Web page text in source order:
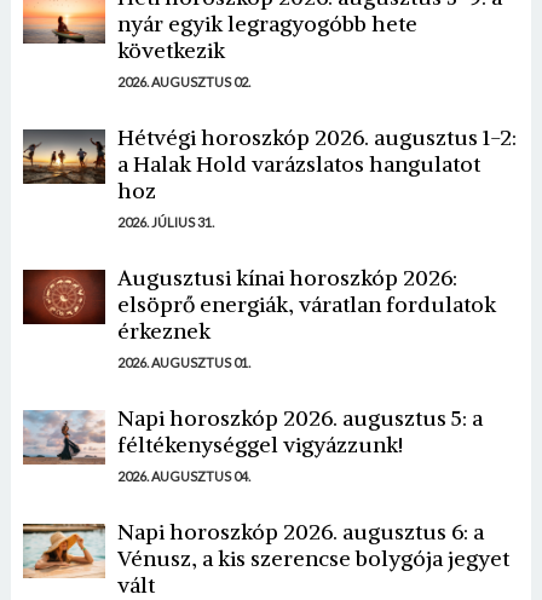
nyár egyik legragyogóbb hete
következik
2026. AUGUSZTUS 02.
Hétvégi horoszkóp 2026. augusztus 1-2:
a Halak Hold varázslatos hangulatot
hoz
2026. JÚLIUS 31.
Augusztusi kínai horoszkóp 2026:
elsöprő energiák, váratlan fordulatok
érkeznek
2026. AUGUSZTUS 01.
Napi horoszkóp 2026. augusztus 5: a
féltékenységgel vigyázzunk!
2026. AUGUSZTUS 04.
Napi horoszkóp 2026. augusztus 6: a
Vénusz, a kis szerencse bolygója jegyet
vált